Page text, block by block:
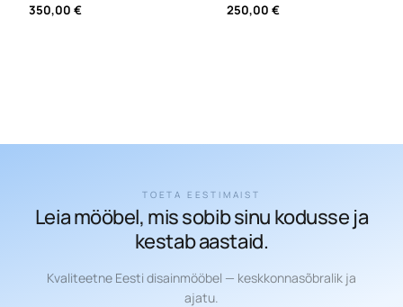
350,00€ 250,00 €
TOETA EESTIMAIST
Leia mööbel, mis sobib sinu kodusse ja
kestab aastaid.
Kvaliteetne Eesti disainmööbel — keskkonnasõbralik ja
ajatu.